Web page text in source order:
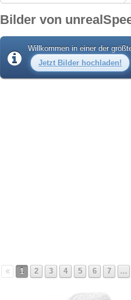
Bilder von
Willkommen in einer der
Jetzt Bilder hochladen!
1 2 3 4 5 6 7 …